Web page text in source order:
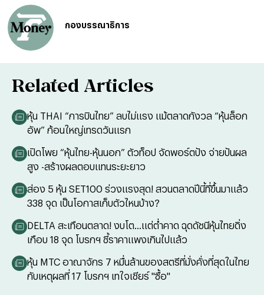
กองบรรณาธิการ
Related Articles
หุ้น THAI “การบินไทย” ลบไม่แรง แม้ตลาดกังวล “หุ้นล็อก
อัพ” ก้อนใหญ่เทรดวันแรก
เปิดโพย “หุ้นไทย-หุ้นนอก” ตัวท็อป จัดพอร์ตปัง จ่ายปันผล
สูง -สร้างผลตอบแทนระยะยาว
ส่อง 5 หุ้น SET100 ร่วงแรงสุด! สวนตลาดปีนี้ที่ขึ้นมาแล้ว
338 จุด เป็นโอกาสเก็บตัวไหนบ้าง?
DELTA สะเทือนตลาด! งบโต...แต่ต่ำคาด ฉุดดัชนีหุ้นไทยดิ่ง
เกือบ 18 จุด โบรกฯ ชี้ราคาแพงเกินไปแล้ว
หุ้น MTC อาณาจักร 7 หมื่นล้านของสตรีที่มั่งคั่งที่สุดในไทย
กับเหตุผลที่ 17 โบรกฯ เทใจเชียร์ "ซื้อ"